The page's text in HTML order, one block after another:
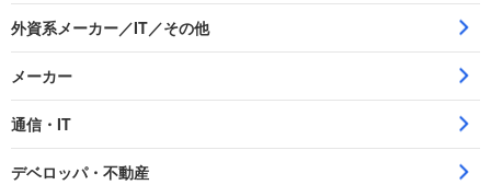
外資系メーカー／IT／その他
メーカー
通信・IT
デベロッパ・不動産